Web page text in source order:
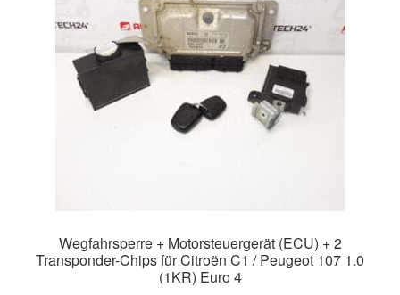
Wegfahrsperre + Motorsteuergerät (ECU) + 2
Transponder-Chips für Citroën C1 / Peugeot 107 1.0
(1KR) Euro 4